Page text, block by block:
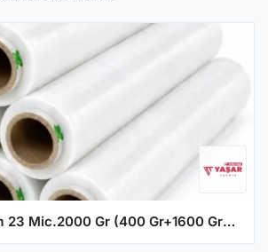
Ethex Streç Film 23 Mic.2000 Gr (400 Gr+1600 Gr) - 6'lı Paket